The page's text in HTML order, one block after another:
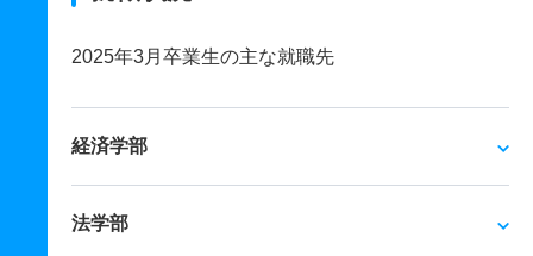
2025年3月卒業生の主な就職先
経済学部
法学部